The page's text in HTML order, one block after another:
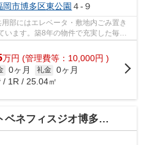
岡市博多区東公園 ４-９
部にはエレベータ・敷地内ごみ置き
ます。築8年の物件で充実した毎日
をカ...
万円 (管理費等：10,000円 )
0ヶ月 礼金 0ヶ月
/ 1R / 25.04㎡
ネフィスジオ博多東Ⅱ